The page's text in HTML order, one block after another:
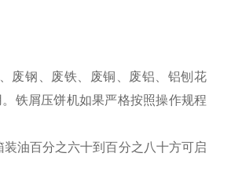
废钢、废铁、废铜、废铝、铝刨花
铁屑压饼机如果严格按照操作规程
油百分之六十到百分之八十方可启